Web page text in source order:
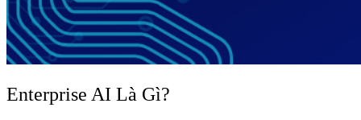
Enterprise AI Là Gì?